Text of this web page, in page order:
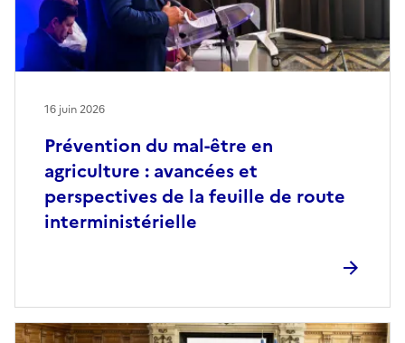
Prévention du mal-être en
agriculture : avancées et
perspectives de la feuille de route
interministérielle
16 juin 2026